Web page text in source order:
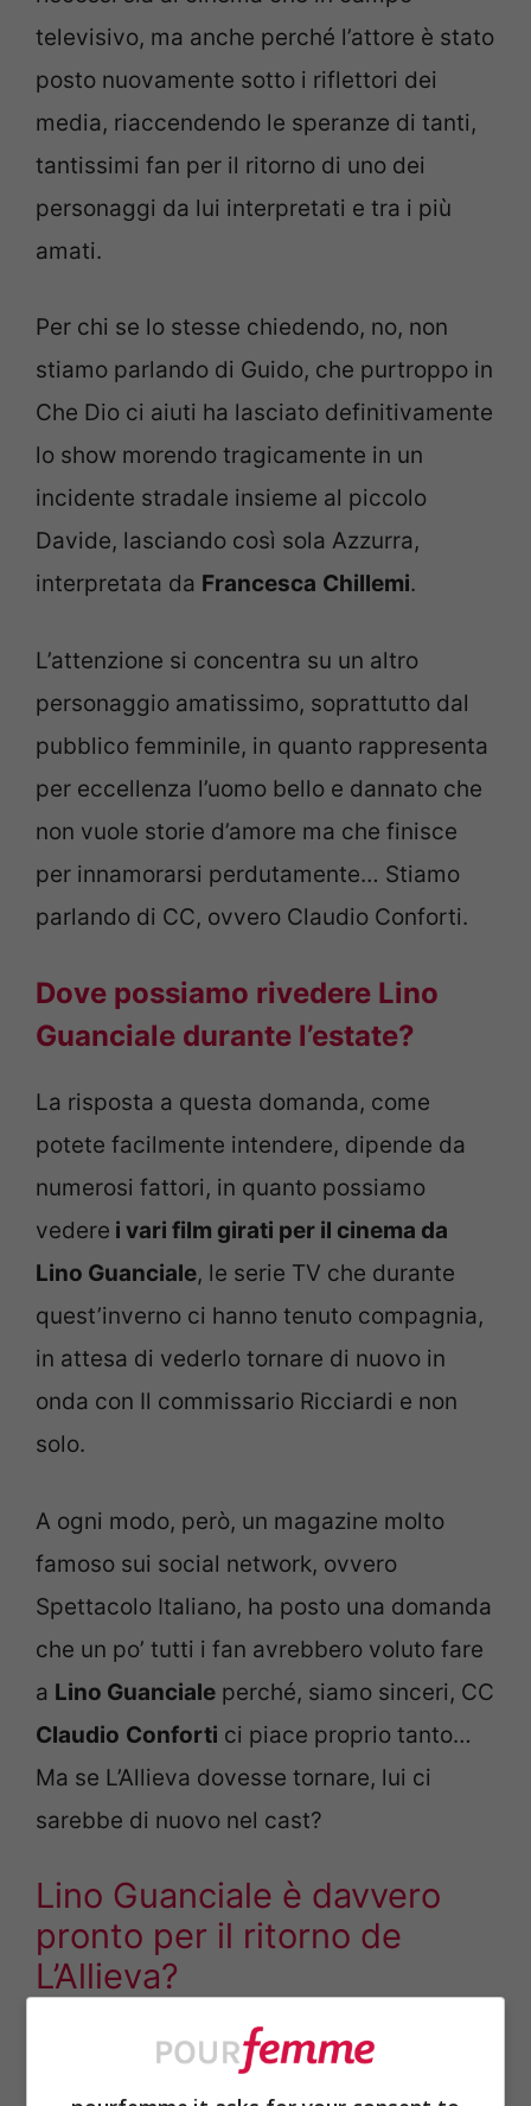
televisivo, ma anche perché l’attore è stato
posto nuovamente sotto i riflettori dei
media, riaccendendo le speranze di tanti,
tantissimi fan per il ritorno di uno dei
personaggi da lui interpretati e tra i più
amati.
Per chi se lo stesse chiedendo, no, non
stiamo parlando di Guido, che purtroppo in
Che Dio ci aiuti ha lasciato definitivamente
lo show morendo tragicamente in un
incidente stradale insieme al piccolo
Davide, lasciando così sola Azzurra,
interpretata da Francesca Chillemi.
L’attenzione si concentra su un altro
personaggio amatissimo, soprattutto dal
pubblico femminile, in quanto rappresenta
per eccellenza l’uomo bello e dannato che
non vuole storie d’amore ma che finisce
per innamorarsi perdutamente… Stiamo
parlando di CC, ovvero Claudio Conforti.
Dove possiamo rivedere Lino
Guanciale durante l’estate?
La risposta a questa domanda, come
potete facilmente intendere, dipende da
numerosi fattori, in quanto possiamo
vedere i vari film girati per il cinema da
Lino Guanciale, le serie TV che durante
quest’inverno ci hanno tenuto compagnia,
in attesa di vederlo tornare di nuovo in
onda con Il commissario Ricciardi e non
solo.
A ogni modo, però, un magazine molto
famoso sui social network, ovvero
Spettacolo Italiano, ha posto una domanda
che un po’ tutti i fan avrebbero voluto fare
a Lino Guanciale perché, siamo sinceri, CC
Claudio Conforti ci piace proprio tanto…
Ma se L’Allieva dovesse tornare, lui ci
sarebbe di nuovo nel cast?
Lino Guanciale è davvero
pronto per il ritorno de
L’Allieva?
Ci sono due modi di vivereL’Allieva